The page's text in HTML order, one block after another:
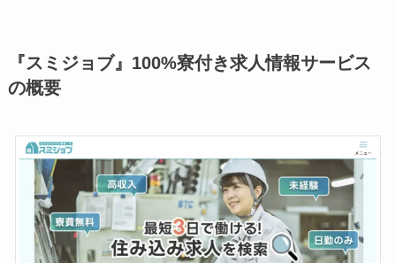
『スミジョブ』100%寮付き求人情報サービス
の概要